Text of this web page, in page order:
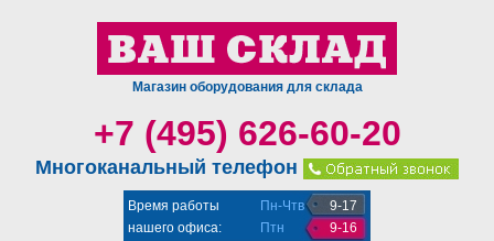
Магазин оборудования для склада
+7 (495) 626-60-20
Многоканальный телефон
Время работы
нашего офиса:
Пн-Чтв
Птн
9-17
9-16